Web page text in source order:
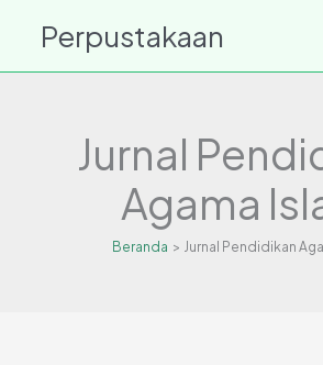
konten
Perpustakaan
Jurnal
Agama
Beranda Jurnal Pendidikan